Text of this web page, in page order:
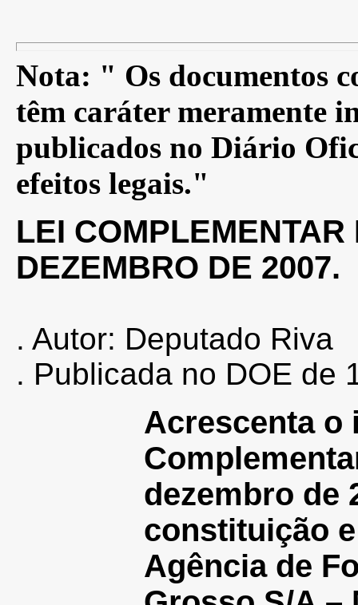
Nota: " Os documentos
têm caráter meramente
publicados no Diário
efeitos legais."
LEI COMPLEMENTAR
DEZEMBRO DE 2007.
. Autor: Deputado Riva
. Publicada no DOE de
Acrescenta o
dezembro de
constituição
Agência de